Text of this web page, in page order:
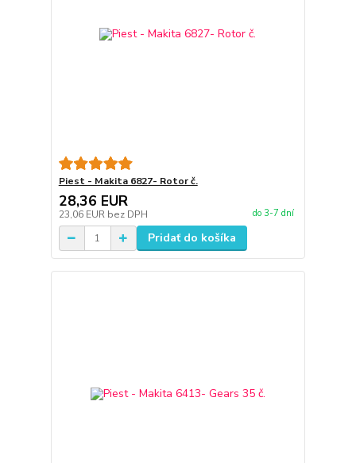
Piest - Makita 6827- Rotor č.
28,36 EUR
23,06 EUR bez DPH do 3-7 dní
Pridať do košíka